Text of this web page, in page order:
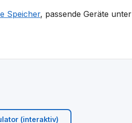
Speicher, passende Geräte unter
(interaktiv)